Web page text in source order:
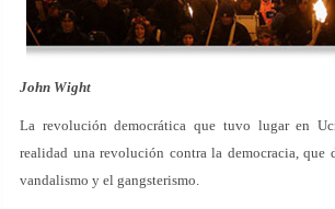
John Wight
La revolución democrática que tuvo lugar en
realidad una revolución contra la democracia, que
vandalismo y el gangsterismo.